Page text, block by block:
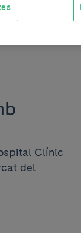
Clínic
del